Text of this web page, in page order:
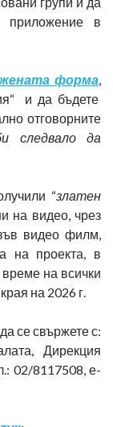
приложение в
форма,
и да бъдете
отговорните
следвало да
“златен
на видео, чрез
видео филм,
на проекта, в
на всички
на 2026 г.
се свържете с:
Дирекция
02/8117508, е-